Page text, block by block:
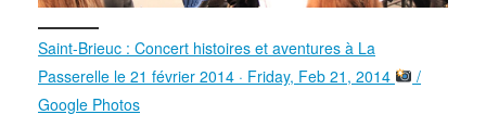
Saint-Brieuc : Concert histoires et aventures à La
Passerelle le 21 février 2014 · Friday, Feb 21, 2014
/
Google Photos